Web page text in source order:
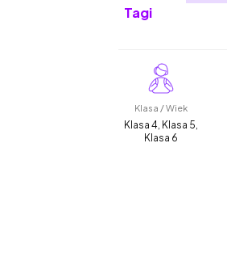
Tagi
Klasa / Wiek
Klasa 4, Klasa 5,
Klasa 6